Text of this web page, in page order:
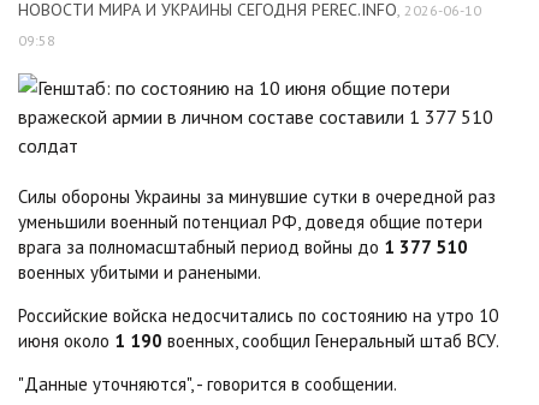
НОВОСТИ МИРА И УКРАИНЫ СЕГОДНЯ PEREC.INFO, 2026-06-10
09:58
Силы обороны Украины за минувшие сутки в очередной раз
уменьшили военный потенциал РФ, доведя общие потери
врага за полномасштабный период войны до 1 377 510
военных убитыми и ранеными.
Российские войска недосчитались по состоянию на утро 10
июня около 1 190 военных, сообщил Генеральный штаб ВСУ.
"Данные уточняются", - говорится в сообщении.